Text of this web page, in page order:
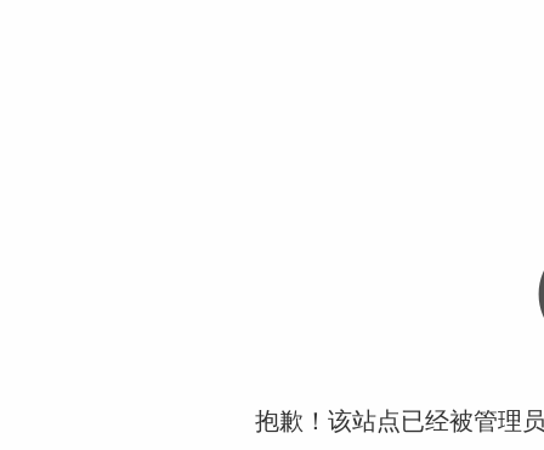
抱歉！该站点已经被管理